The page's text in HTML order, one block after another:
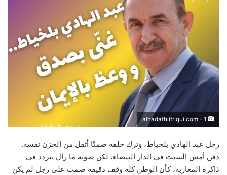
رحل عبد الهادي بلخياط، وترك خلفه صمتًا أثقل من الحزن نفسه.
دفن أمس السبت في الدار البيضاء، لكن صوته ما زال يتردد في
ذاكرة المغاربة، كأن الوطن كله وقف دقيقة صمت على رجل لم يكن